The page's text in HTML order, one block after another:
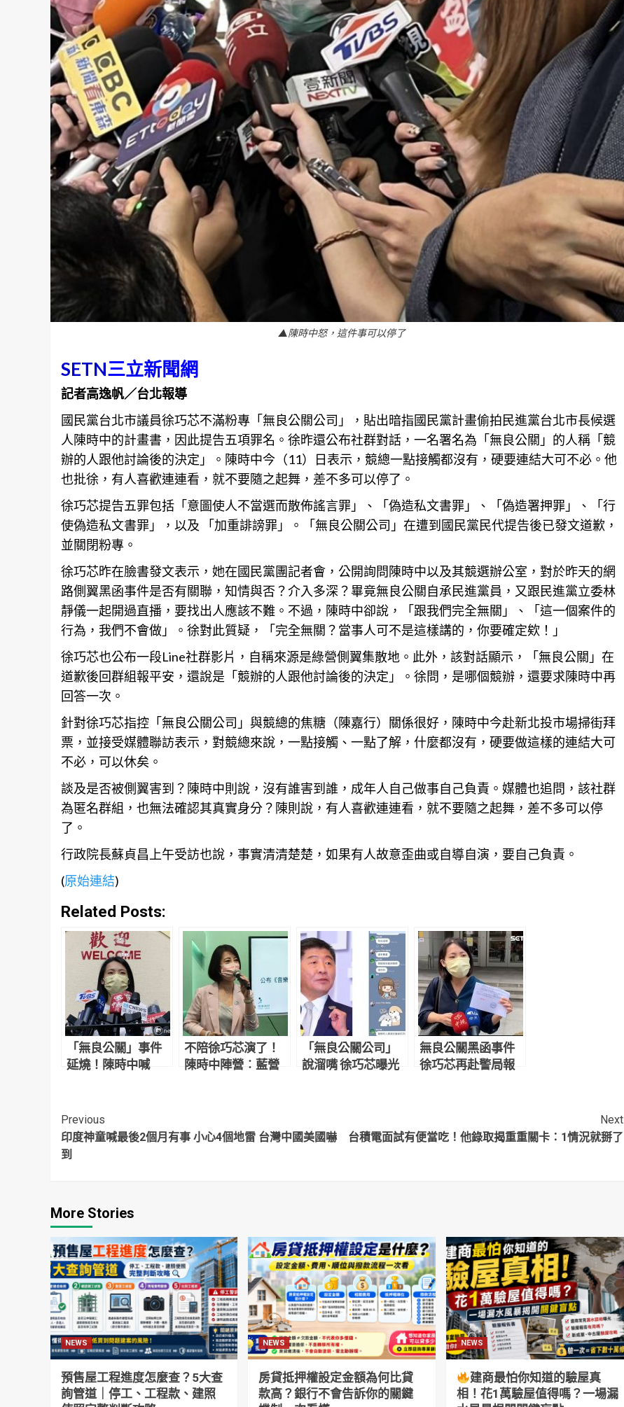
▲陳時中怒，這件事可以停了
SETN三立新聞網
記者高逸帆／台北報導
國民黨台北市議員徐巧芯不滿粉專「無良公關公司」，貼出暗指國民黨計畫偷拍民進黨台北市長候選
人陳時中的計畫書，因此提告五項罪名。徐昨還公布社群對話，一名署名為「無良公關」的人稱「競
辦的人跟他討論後的決定」。陳時中今（11）日表示，競總一點接觸都沒有，硬要連結大可不必。他
也批徐，有人喜歡連連看，就不要隨之起舞，差不多可以停了。
徐巧芯提告五罪包括「意圖使人不當選而散佈謠言罪」、「偽造私文書罪」、「偽造署押罪」、「行
使偽造私文書罪」，以及 「加重誹謗罪」。「無良公關公司」在遭到國民黨民代提告後已發文道歉，
並關閉粉專。
徐巧芯昨在臉書發文表示，她在國民黨團記者會，公開詢問陳時中以及其競選辦公室，對於昨天的網
路側翼黑函事件是否有關聯，知情與否？介入多深？畢竟無良公關自承民進黨員，又跟民進黨立委林
靜儀一起開過直播，要找出人應該不難。不過，陳時中卻說，「跟我們完全無關」、「這一個案件的
行為，我們不會做」。徐對此質疑，「完全無關？當事人可不是這樣講的，你要確定欸！」
徐巧芯也公布一段Line社群影片，自稱來源是綠營側翼集散地。此外，該對話顯示，「無良公關」在
道歉後回群組報平安，還說是「競辦的人跟他討論後的決定」。徐問，是哪個競辦，還要求陳時中再
回答一次。
針對徐巧芯指控「無良公關公司」與競總的焦糖（陳嘉行）關係很好，陳時中今赴新北投市場掃街拜
票，並接受媒體聯訪表示，對競總來說，一點接觸、一點了解，什麼都沒有，硬要做這樣的連結大可
不必，可以休矣。
談及是否被側翼害到？陳時中則說，沒有誰害到誰，成年人自己做事自己負責。媒體也追問，該社群
為匿名群組，也無法確認其真實身分？陳則說，有人喜歡連連看，就不要隨之起舞，差不多可以停
了。
行政院長蘇貞昌上午受訪也說，事實清清楚楚，如果有人故意歪曲或自導自演，要自己負責。
(原始連結)
Related Posts:
「無良公關」事件
延燒！陳時中喊
不停
不陪徐巧芯演了！
陳時中陣營︰藍營
「無良公關公司」
說溜嘴 徐巧芯曝光
無良公關黑函事件
徐巧芯再赴警局報
Continue
Reading
Previous
印度神童喊最後2個月有事 小心4個地雷 台灣中國美國嚇
到
Next
台積電面試有便當吃！他錄取揭重重關卡：1情況就掰了
More Stories
NEWS
預售屋工程進度怎麼查？5大查
詢管道｜停工、工程款、建照
NEWS
房貸抵押權設定金額為何比貸
款高？銀行不會告訴你的關鍵
NEWS
建商最怕你知道的驗屋真
相！花1萬驗屋值得嗎？一場漏